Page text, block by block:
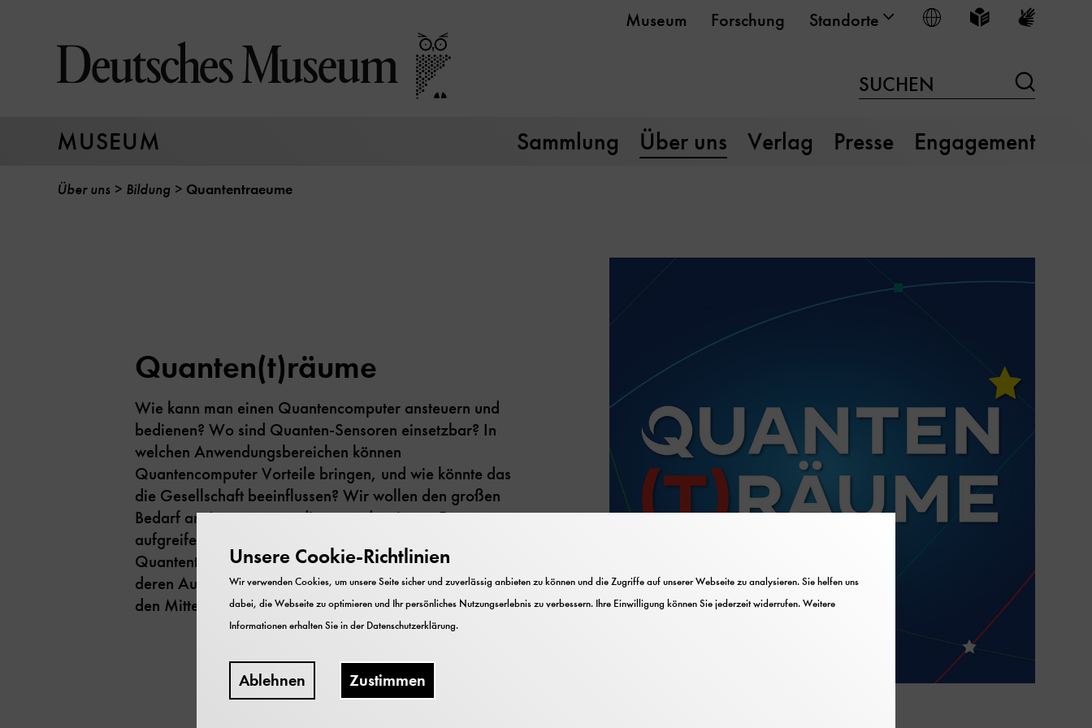
Seiteninhalt
springen
Museum Forschung Standorte Sprache wählen
Leichte Sprache
SUCHEN
MUSEUM Sammlung Über uns Verlag Presse Engagement
Über uns Bildung Quantentraeume
Quanten(t)räume
Wie kann man einen Quantencomputer ansteuern und
bedienen? Wo sind Quanten-Sensoren einsetzbar? In
welchen Anwendungsbereichen können
Quantencomputer Vorteile bringen, und wie könnte das
die Gesellschaft beeinflussen? Wir wollen den großen
Bedarf an Antworten zu diesen und weiteren Fragen
aufgreifen und Anwendungspotenziale von
Quantentechnologien (QT) der zweiten Generation und
deren Auswirkungen auf Wirtschaft und Gesellschaft in
den Mittelpunkt stellen - “Quanten(t)räume”.
Unsere Cookie-Richtlinien
Wir verwenden Cookies, um unsere Seite sicher und zuverlässig anbieten zu können und die Zugriffe auf unserer Webseite zu analysieren. Sie helfen uns
dabei, die Webseite zu optimieren und Ihr persönliches Nutzungserlebnis zu verbessern. Ihre Einwilligung können Sie jederzeit widerrufen. Weitere
Informationen erhalten Sie in derDatenschutzerklärung.
Ablehnen Zustimmen